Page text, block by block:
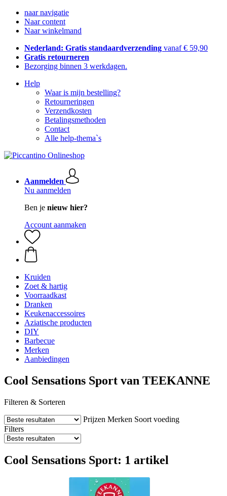
naar navigatie
Naar content
Naar winkelmand
Nederland: Gratis standaardverzending vanaf € 59,90
Gratis retourneren
Bezorging binnen 3 werkdagen.
Help
Waar is mijn bestelling?
Retourneringen
Verzendkosten
Betalingsmethoden
Contact
Alle help-thema`s
Aanmelden
Nu aanmelden
Ben je nieuw hier?
Account aanmaken
Kruiden
Zoet & hartig
Voorraadkast
Dranken
Keukenaccessoires
Aziatische producten
DIY
Barbecue
Merken
Aanbiedingen
Cool Sensations Sport van TEEKANNE
Filteren & Sorteren
Prijzen Merken Soort voeding
Filters
Cool Sensations Sport: 1 artikel